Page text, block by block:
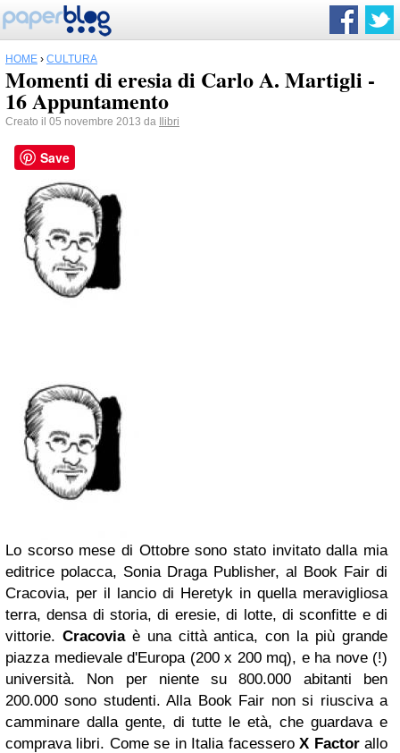
HOME › CULTURA
Momenti di eresia di Carlo A. Martigli -
16 Appuntamento
Creato il 05 novembre 2013 da Ilibri
Lo scorso mese di Ottobre sono stato invitato dalla mia
editrice polacca, Sonia Draga Publisher, al Book Fair di
Cracovia, per il lancio di Heretyk in quella meravigliosa
terra, densa di storia, di eresie, di lotte, di sconfitte e di
vittorie. Cracoviaè una città antica, con la più grande
piazza medievale d'Europa (200 x 200 mq), e ha nove (!)
università. Non per niente su 800.000 abitanti ben
200.000 sono studenti. Alla Book Fair non si riusciva a
camminare dalla gente, di tutte le età, che guardava e
comprava libri. Come se in Italia facesseroX Factorallo
Save